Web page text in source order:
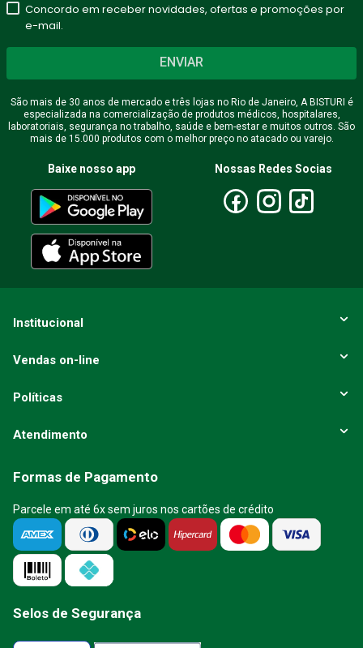
★★★★★
Seu nome
Endereço de email
Escreva uma avaliação
ENVIAR AVALIAÇÃO
Concordo em receber novidades, ofertas e promoções por
e-mail.
ENVIAR
São mais de 30 anos de mercado e três lojas no Rio de Janeiro, A BISTURI é
especializada na comercialização de produtos médicos, hospitalares,
laboratoriais, segurança no trabalho, saúde e bem-estar e muitos outros. São
mais de 15.000 produtos com o melhor preço no atacado ou varejo.
Baixe nosso app Nossas Redes Socias
Institucional
Vendas on-line
Políticas
Atendimento
Formas de Pagamento
Parcele em até 6x sem juros nos cartões de crédito
Selos de Segurança